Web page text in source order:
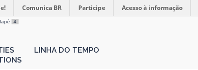
Comunica BR Participe Acesso à informação
4
LINHA DO TEMPO